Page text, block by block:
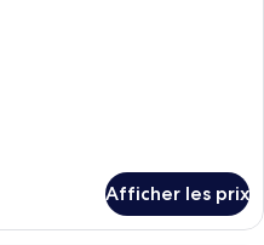
Afficher les prix